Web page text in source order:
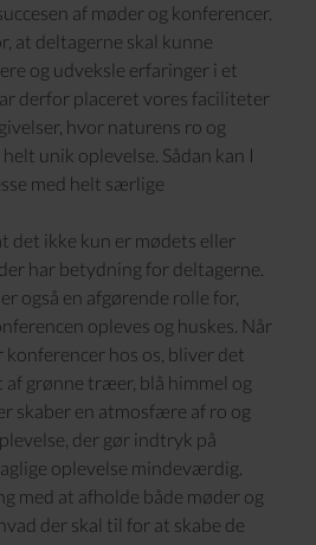
af møder og konferencer.
at deltagerne skal kunne
og udveksle erfaringer i et
derfor placeret vores faciliteter
hvor naturens ro og
unik oplevelse. Sådan kan I
med helt særlige
det ikke kun er mødets eller
har betydning for deltagerne.
også en afgørende rolle for,
opleves og huskes. Når
hos os, bliver det
grønne træer, blå himmel og
skaber en atmosfære af ro og
der gør indtryk på
oplevelse mindeværdig.
med at afholde både møder og
der skal til for at skabe de